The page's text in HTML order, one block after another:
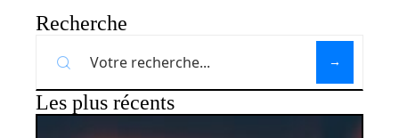
Recherche
Les plus récents